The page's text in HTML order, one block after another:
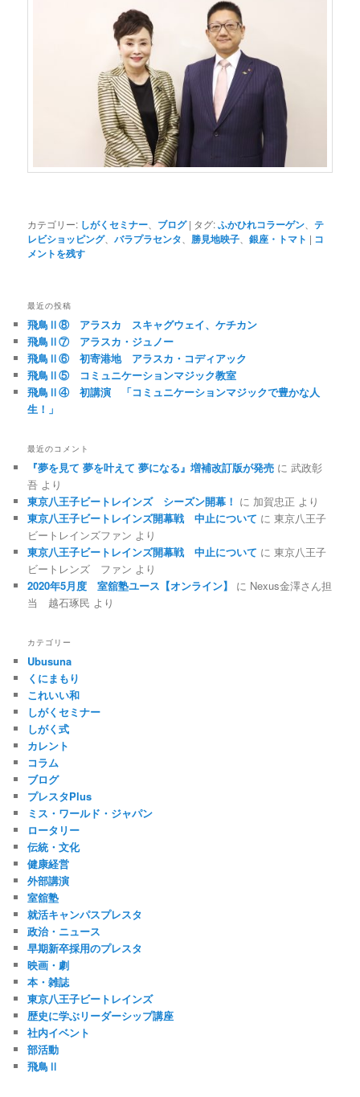
カテゴリー: しがくセミナー、 ブログ | タグ:ふかひれコラーゲン、テ
レビショッピング、バラプラセンタ、 勝見地映子、銀座・トマト | コ
メントを残す
最近の投稿
飛鳥Ⅱ⑧ アラスカ スキャグウェイ、ケチカン
飛鳥Ⅱ⑦ アラスカ・ジュノー
飛鳥Ⅱ⑥ 初寄港地 アラスカ・コディアック
飛鳥Ⅱ⑤ コミュニケーションマジック教室
飛鳥Ⅱ④ 初講演 「コミュニケーションマジックで豊かな人
生！」
最近のコメント
『夢を見て 夢を叶えて 夢になる』増補改訂版が発売 に武政彰
吾 より
東京八王子ビートレインズ シーズン開幕！ に 加賀忠正 より
東京八王子ビートレインズ開幕戦 中止について に東京八王子
ビートレインズファン より
東京八王子ビートレインズ開幕戦 中止について に東京八王子
ビートレンズ ファン より
2020年5月度 室舘塾ユース【オンライン】
に Nexus金澤さん担
当 越石琢民 より
カテゴリー
Ubusuna
くにまもり
これいい和
しがくセミナー
しがく式
カレント
コラム
ブログ
プレスタPlus
ミス・ワールド・ジャパン
ロータリー
伝統・文化
健康経営
外部講演
室舘塾
就活キャンパスプレスタ
政治・ニュース
早期新卒採用のプレスタ
映画・劇
本・雑誌
東京八王子ビートレインズ
歴史に学ぶリーダーシップ講座
社内イベント
部活動
飛鳥Ⅱ